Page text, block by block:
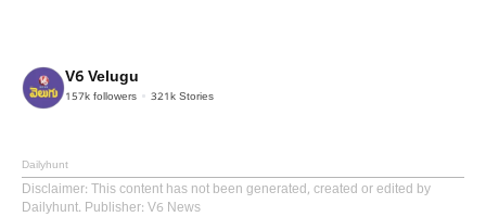
V6 Velugu
157k followers 321k Stories
Dailyhunt
Disclaimer: This content has not been generated, created or edited by
Dailyhunt. Publisher: V6 News